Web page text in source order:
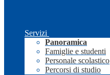
Servizi
Panoramica
Famiglie e studenti
Personale scolastico
Percorsi di studio